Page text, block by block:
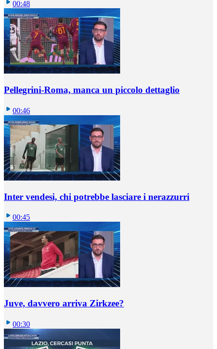
00:48
Pellegrini-Roma, manca un piccolo dettaglio
00:46
Inter vendesi, chi potrebbe lasciare i nerazzurri
00:45
Juve, davvero arriva Zirkzee?
00:30